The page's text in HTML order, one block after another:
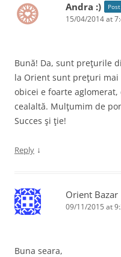
Andra :)
15/04/2014 at
Bună! Da, sunt preţurile
la Orient sunt preţuri
obicei e foarte
cealaltă. Mulţumim de
Succes şi ţie!
Reply ↓
Orient Bazar
09/11/2015 at
Buna seara,